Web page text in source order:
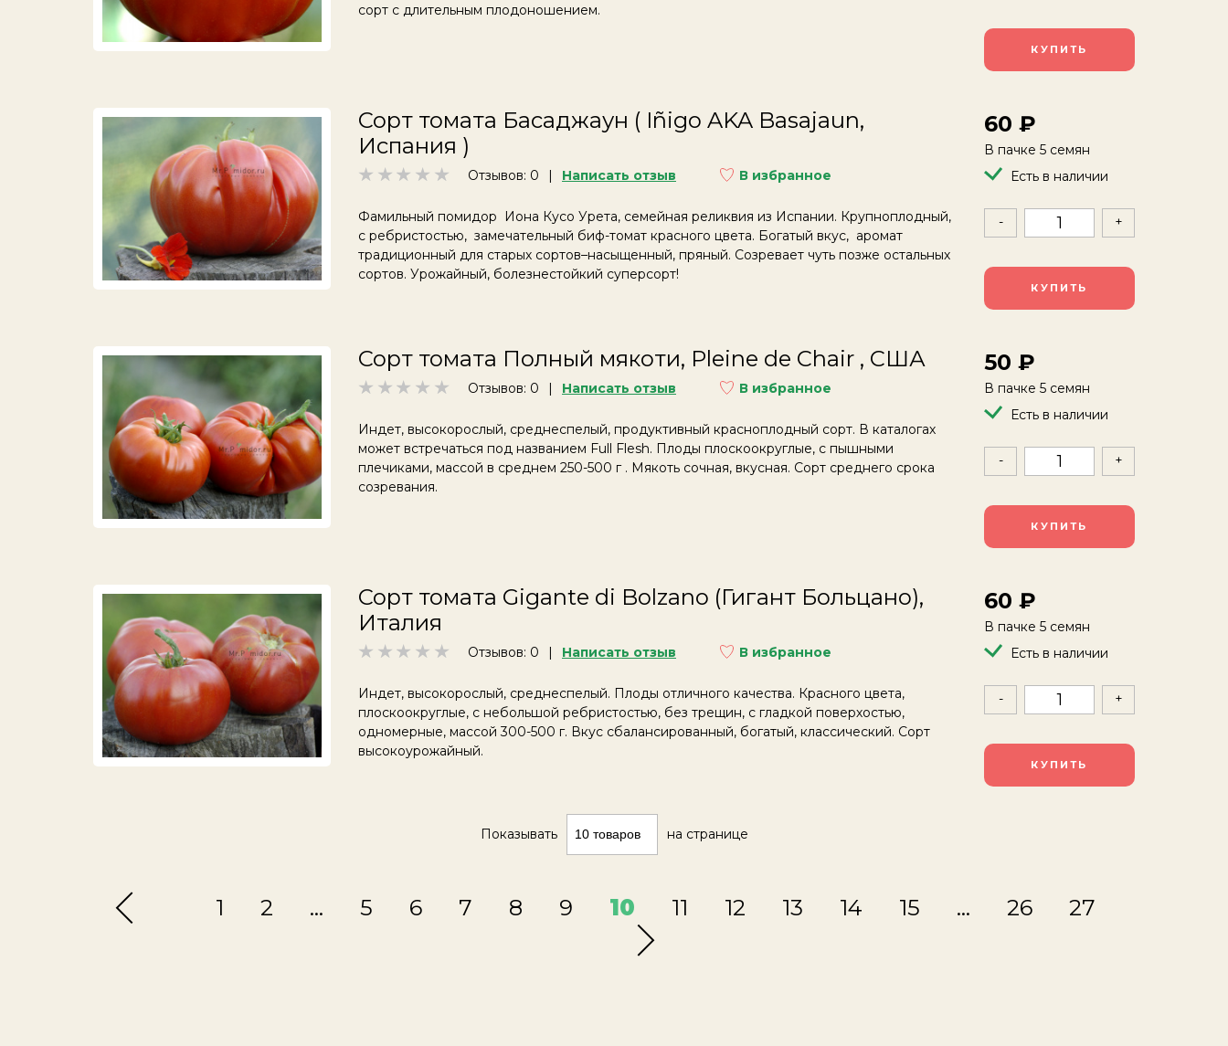
КУПИТЬ
сорт с длительным плодоношением.
Сорт томата Басаджаун ( Iñigo AKA Basajaun,
Испания )
Отзывов: 0 Написать отзыв В избранное
60
В пачке 5 семян
Есть в наличии
- +
КУПИТЬ
Фамильный помидор
Иона Кусо Урета, семейная реликвия из Испании. Крупноплодный,
с ребристостью, замечательный биф-томат красного цвета. Богатый вкус, аромат
традиционный для старых сортов–насыщенный, пряный. Созревает чуть позже остальных
сортов. Урожайный, болезнестойкий суперсорт!
Сорт томата Полный мякоти, Pleine de Chair , США
Отзывов: 0 Написать отзыв В избранное
50
В пачке 5 семян
Есть в наличии
- +
КУПИТЬ
Индет, высокорослый, среднеспелый, продуктивный красноплодный сорт. В каталогах
может встречаться под названием Full Flesh. Плоды плоскоокруглые, с пышными
плечиками, массой в среднем 250-500 г . Мякоть сочная, вкусная. Сорт среднего срока
созревания.
Сорт томата Gigante di Bolzano (Гигант Больцано),
Италия
Отзывов: 0 Написать отзыв В избранное
60
В пачке 5 семян
Есть в наличии
- +
КУПИТЬ
Индет, высокорослый, среднеспелый. Плоды отличного качества. Красного цвета,
плоскоокруглые, с небольшой ребристостью, без трещин, с гладкой поверхостью,
одномерные, массой 300-500 г. Вкус сбалансированный, богатый, классический. Сорт
высокоурожайный.
Показывать на странице
1 2 … 5 6 7 8 9 10 11 12 13 14 15 … 26 27